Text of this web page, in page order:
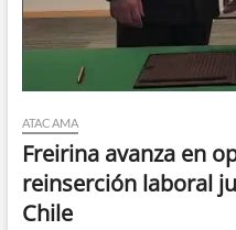
ATACAMA
Freirina avanza en
reinserción laboral
Chile